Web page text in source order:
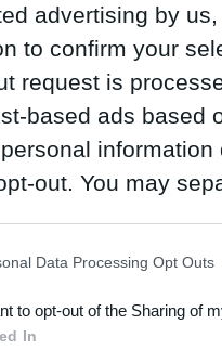
advertising by
to confirm your
request is
based ads based
out. You may
Participants
Data Processing Opt Outs
to opt-out of the Sharing of
In
abuse de
expresión